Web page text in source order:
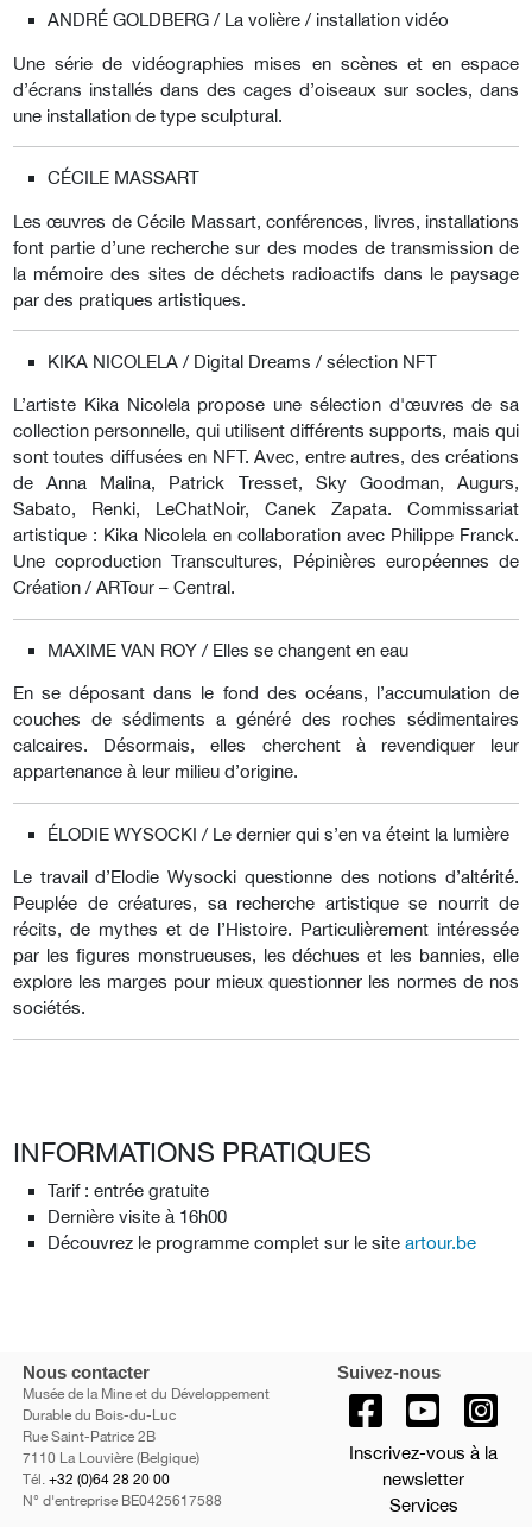
ANDRÉ GOLDBERG / La volière / installation vidéo
Une série de vidéographies mises en scènes et en espace
d’écrans installés dans des cages d’oiseaux sur socles, dans
une installation de type sculptural.
CÉCILE MASSART
Les œuvres de Cécile Massart, conférences, livres, installations
font partie d’une recherche sur des modes de transmission de
la mémoire des sites de déchets radioactifs dans le paysage
par des pratiques artistiques.
KIKA NICOLELA / Digital Dreams / sélection NFT
L’artiste Kika Nicolela propose une sélection d'œuvres de sa
collection personnelle, qui utilisent différents supports, mais qui
sont toutes diffusées en NFT. Avec, entre autres, des créations
de Anna Malina, Patrick Tresset, Sky Goodman, Augurs,
Sabato, Renki, LeChatNoir, Canek Zapata. Commissariat
artistique : Kika Nicolela en collaboration avec Philippe Franck.
Une coproduction Transcultures, Pépinières européennes de
Création / ARTour – Central.
MAXIME VAN ROY / Elles se changent en eau
En se déposant dans le fond des océans, l’accumulation de
couches de sédiments a généré des roches sédimentaires
calcaires. Désormais, elles cherchent à revendiquer leur
appartenance à leur milieu d’origine.
ÉLODIE WYSOCKI / Le dernier qui s’en va éteint la lumière
Le travail d’Elodie Wysocki questionne des notions d’altérité.
Peuplée de créatures, sa recherche artistique se nourrit de
récits, de mythes et de l’Histoire. Particulièrement intéressée
par les figures monstrueuses, les déchues et les bannies, elle
explore les marges pour mieux questionner les normes de nos
sociétés.
INFORMATIONS PRATIQUES
Tarif : entrée gratuite
Dernière visite à 16h00
Découvrez le programme complet sur le siteartour.be
Nous contacter
Musée de la Mine et du Développement
Durable du Bois-du-Luc
Rue Saint-Patrice 2B
7110 La Louvière (Belgique)
Tél. +32 (0)64 28 20 00
N° d'entreprise BE0425617588
Suivez-nous
Inscrivez-vous à la
newsletter
Services